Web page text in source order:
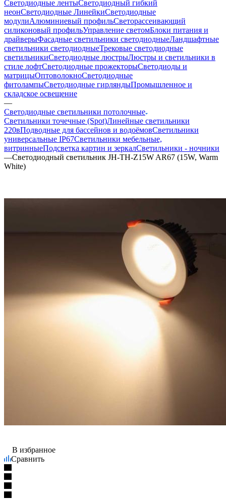
Светодиодные лентыСветодиодный гибкий
неонСветодиодные ЛинейкиСветодиодные
модулиАлюминиевый профильСветорассеивающий
силиконовый профильУправление светомБлоки питания и
драйверыФасадные светильники светодиодныеЛандшафтные
светильники светодиодныеТрековые светодиодные
светильникиСветодиодные люстрыЛюстры и светильники в
стиле лофтСветодиодные прожекторыСветодиоды и
матрицыОптоволокноСветодиодные
фитолампыСветодиодные гирляндыПромышленное и
складское освещение
—
Светодиодные светильники потолочные
Светильники точечные (Spot)Линейные светильники
220вПодводные для бассейнов и водоёмовСветильники
универсальные IP67Светильники мебельные,
витринныеПодсветка картин и зеркалСветильники - ночники
—Светодиодный светильник JH-TH-Z15W AR67 (15W, Warm
White)
В избранное
Сравнить